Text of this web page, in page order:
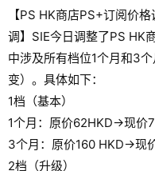
【PS HK商店PS+订阅价
调】SIE今日调整了PS HK
中涉及所有档位1个月和3
变）。具体如下：
1档（基本）
1个月：原价62HKD→现价
3个月：原价160 HKD→现
2档（升级）